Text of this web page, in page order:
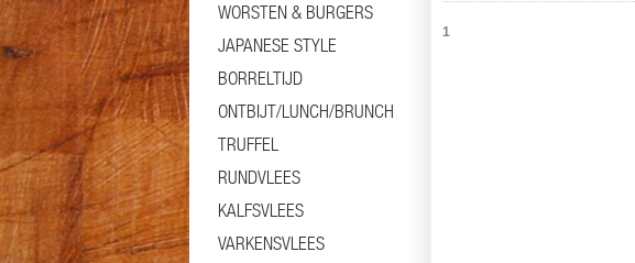
WORSTEN & BURGERS
JAPANESE STYLE
BORRELTIJD
ONTBIJT/LUNCH/BRUNCH
TRUFFEL
RUNDVLEES
KALFSVLEES
VARKENSVLEES
1